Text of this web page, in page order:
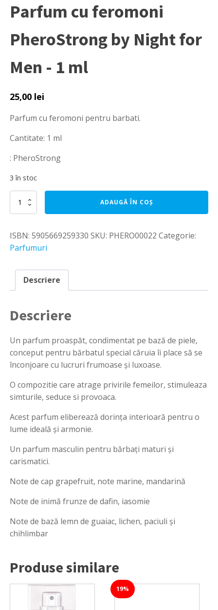
Parfum cu feromoni
PheroStrong by Night for
Men - 1 ml
25,00 lei
Parfum cu feromoni pentru barbati.
Cantitate: 1 ml
: PheroStrong
3 în stoc
Cantitate
PheroStrong
by
Men
1
ADAUGĂ ÎN COȘ
ISBN: 5905669259330 SKU: PHERO00022 Categorie:
Parfumuri
Descriere
Descriere
Un parfum proaspăt, condimentat pe bază de piele,
conceput pentru bărbatul special căruia îi place să se
înconjoare cu lucruri frumoase și luxoase.
O compozitie care atrage privirile femeilor, stimuleaza
simturile, seduce si provoaca.
Acest parfum eliberează dorința interioară pentru o
lume ideală și armonie.
Un parfum masculin pentru bărbați maturi și
carismatici.
Note de cap grapefruit, note marine, mandarină
Note de inimă frunze de dafin, iasomie
Note de bază lemn de guaiac, lichen, paciuli și
chihlimbar
Produse similare
19%